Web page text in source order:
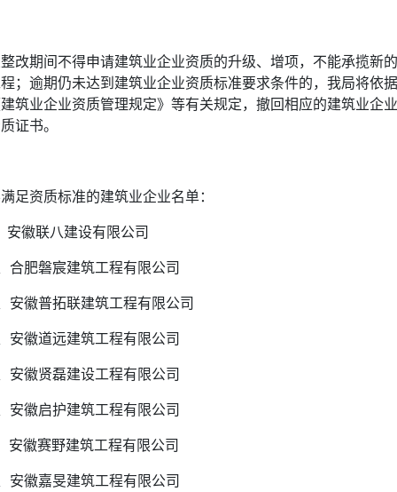
改期间不得申请建筑业企业资质的升级、增项，不能承揽新的
；逾期仍未达到建筑业企业资质标准要求条件的，我局将依据
筑业企业资质管理规定》等有关规定，撤回相应的建筑业企业
证书。
足资质标准的建筑业企业名单：
安徽联八建设有限公司
合肥磐宸建筑工程有限公司
安徽普拓联建筑工程有限公司
安徽道远建筑工程有限公司
安徽贤磊建设工程有限公司
安徽启护建筑工程有限公司
安徽赛野建筑工程有限公司
安徽嘉旻建筑工程有限公司